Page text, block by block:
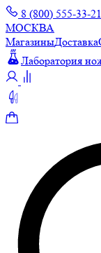
8 (800) 555-33-21
МОСКВА
МагазиныДоставка
Лаборатория